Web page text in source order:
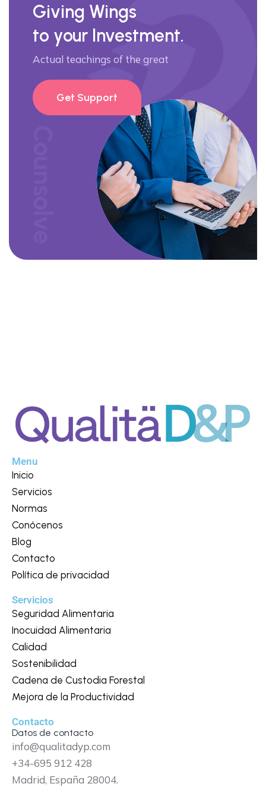
Giving Wings
to your Investment.
Actual teachings of the great
Get Support
Menu
Inicio
Servicios
Normas
Conócenos
Blog
Contacto
Política de privacidad
Servicios
Seguridad Alimentaria
Inocuidad Alimentaria
Calidad
Sostenibilidad
Cadena de Custodia Forestal
Mejora de la Productividad
Contacto
Datos de contacto
info@qualitadyp.com
+34-695 912 428
Madrid, España 28004.